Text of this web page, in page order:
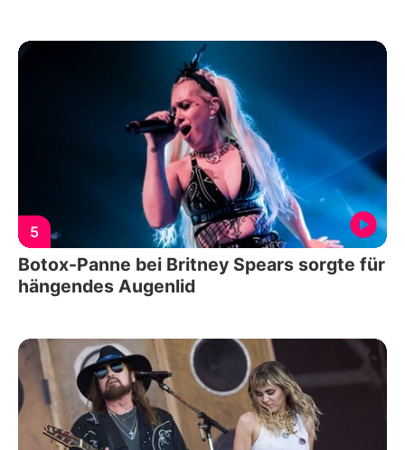
5
Botox-Panne bei Britney Spears sorgte für
hängendes Augenlid